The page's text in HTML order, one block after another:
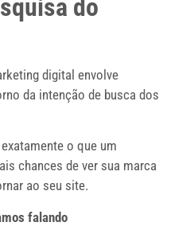
do
digital envolve
da intenção de busca dos
o que um
chances de ver sua marca
ao seu site.
falando